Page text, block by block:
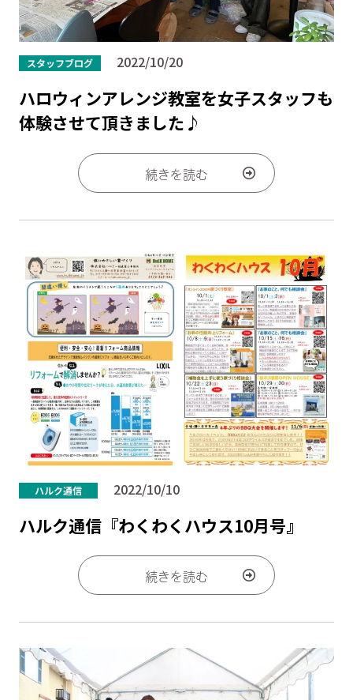
スタッフブログ 2022/10/20
ハロウィンアレンジ教室を女子スタッフも
体験させて頂きました♪
続きを読む
ハルク通信 2022/10/10
ハルク通信『わくわくハウス10月号』
続きを読む